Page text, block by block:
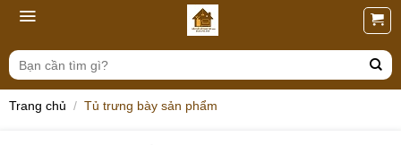
Skip
content
Tìm
kiếm:
Trang chủ / Tủ trưng bày sản phẩm